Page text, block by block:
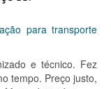
para transporte
e técnico. Fez
tempo. Preço justo,